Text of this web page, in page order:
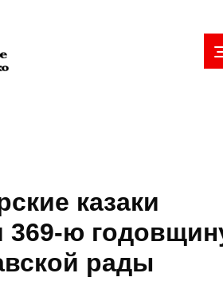
казаки
369-ю
рады